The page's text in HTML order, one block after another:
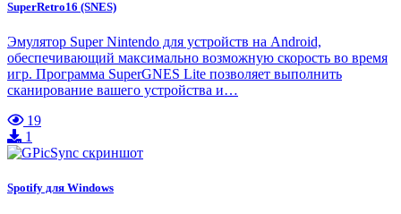
SuperRetro16 (SNES)
Эмулятор Super Nintendo для устройств на Android,
обеспечивающий максимально возможную скорость во время
игр. Программа SuperGNES Lite позволяет выполнить
сканирование вашего устройства и…
19
1
Spotify для Windows